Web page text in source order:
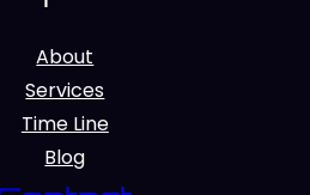
About
Services
Time Line
Blog